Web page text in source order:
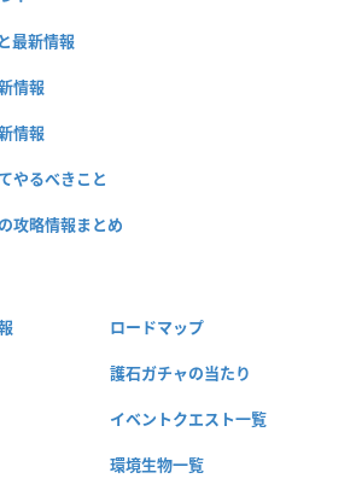
最新情報
情報
情報
やるべきこと
攻略情報まとめ
ロードマップ
護石ガチャの当たり
イベントクエスト一覧
環境生物一覧